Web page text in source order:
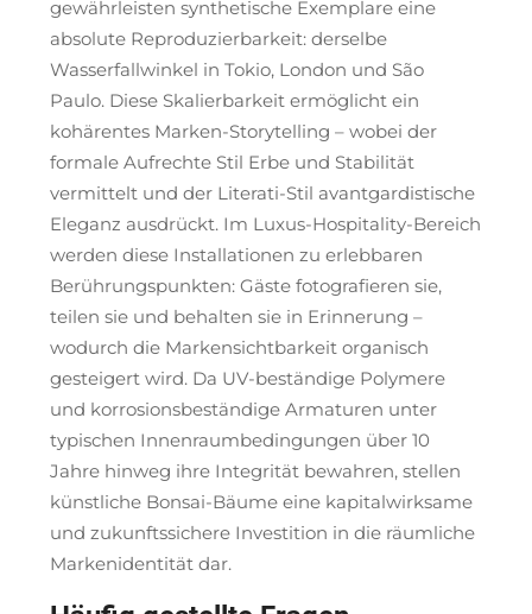
gewährleisten synthetische Exemplare eine
absolute Reproduzierbarkeit: derselbe
Wasserfallwinkel in Tokio, London und São
Paulo. Diese Skalierbarkeit ermöglicht ein
kohärentes Marken-Storytelling – wobei der
formale Aufrechte Stil Erbe und Stabilität
vermittelt und der Literati-Stil avantgardistische
Eleganz ausdrückt. Im Luxus-Hospitality-Bereich
werden diese Installationen zu erlebbaren
Berührungspunkten: Gäste fotografieren sie,
teilen sie und behalten sie in Erinnerung –
wodurch die Markensichtbarkeit organisch
gesteigert wird. Da UV-beständige Polymere
und korrosionsbeständige Armaturen unter
typischen Innenraumbedingungen über 10
Jahre hinweg ihre Integrität bewahren, stellen
künstliche Bonsai-Bäume eine kapitalwirksame
und zukunftssichere Investition in die räumliche
Markenidentität dar.